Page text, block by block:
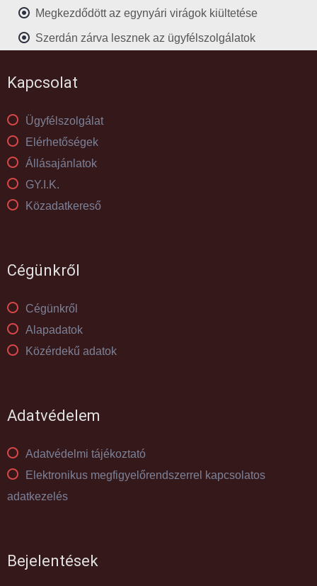
Megkezdődött az egynyári virágok kiültetése
Szerdán zárva lesznek az ügyfélszolgálatok
Kapcsolat
Ügyfélszolgálat
Elérhetőségek
Állásajánlatok
GY.I.K.
Közadatkereső
Cégünkről
Cégünkről
Alapadatok
Közérdekű adatok
Adatvédelem
Adatvédelmi tájékoztató
Elektronikus megfigyelőrendszerrel kapcsolatos
adatkezelés
Bejelentések